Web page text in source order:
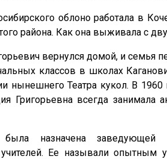
облоно работала в
района. Как она выживала с
вернулся домой, и семья
классов в школах
нынешнего Театра кукол. В
Григорьевна всегда занимала
назначена заведующей
учителей. Ее называли